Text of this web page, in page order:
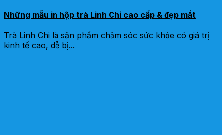
Những mẫu in hộp trà Linh Chi cao cấp & đẹp mắt
Trà Linh Chi là sản phẩm chăm sóc sức khỏe có giá trị
kinh tế cao, dễ bị...